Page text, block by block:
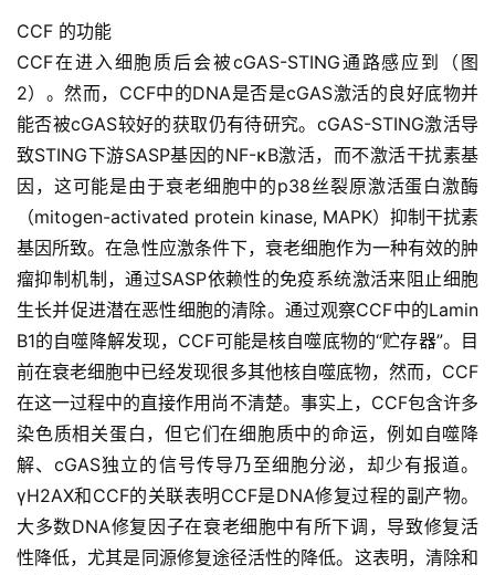
CCF 的功能
CCF在进入细胞质后会被cGAS-STING通路感应到（图
2）。然而，CCF中的DNA是否是cGAS激活的良好底物并
能否被cGAS较好的获取仍有待研究。cGAS-STING激活导
致STING下游SASP基因的NF-κB激活，而不激活干扰素基
因，这可能是由于衰老细胞中的p38丝裂原激活蛋白激酶
（mitogen-activated protein kinase, MAPK）抑制干扰素
基因所致。在急性应激条件下，衰老细胞作为一种有效的肿
瘤抑制机制，通过SASP依赖性的免疫系统激活来阻止细胞
生长并促进潜在恶性细胞的清除。通过观察CCF中的Lamin
B1的自噬降解发现，CCF可能是核自噬底物的“贮存器”。目
前在衰老细胞中已经发现很多其他核自噬底物，然而，CCF
在这一过程中的直接作用尚不清楚。事实上，CCF包含许多
染色质相关蛋白，但它们在细胞质中的命运，例如自噬降
解、cGAS独立的信号传导乃至细胞分泌，却少有报道。
γH2AX和CCF的关联表明CCF是DNA修复过程的副产物。
大多数DNA修复因子在衰老细胞中有所下调，导致修复活
性降低，尤其是同源修复途径活性的降低。这表明，清除和